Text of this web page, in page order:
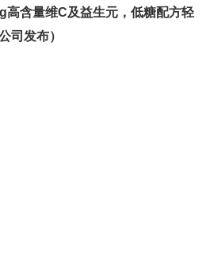
高含量维C及益生元，低糖配方轻
司发布）